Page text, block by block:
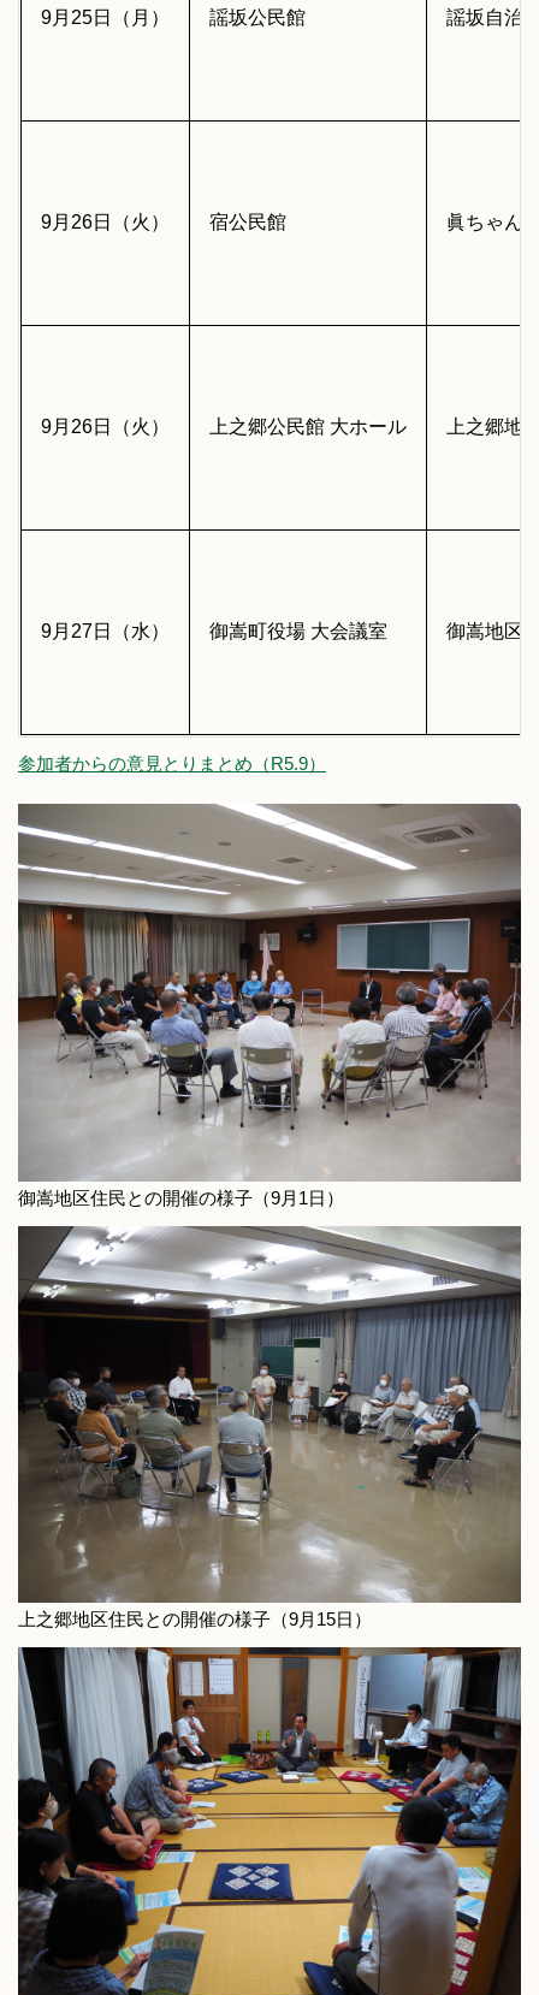
9月25日（月） 謡坂公民館 謡坂自治
9月26日（火） 宿公民館 眞ちゃん
9月26日（火） 上之郷公民館 大ホール 上之郷地
9月27日（水） 御嵩町役場 大会議室 御嵩地区
参加者からの意見とりまとめ（R5.9）
御嵩地区住民との開催の様子（9月1日）
上之郷地区住民との開催の様子（9月15日）